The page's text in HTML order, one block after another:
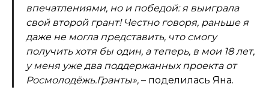
впечатлениями, но и победой: я выиграла
свой второй грант! Честно говоря, раньше я
даже не могла представить, что смогу
получить хотя бы один, а теперь, в мои 18 лет,
у меня уже два поддержанных проекта от
Росмолодёжь.Гранты», – поделилась Яна.